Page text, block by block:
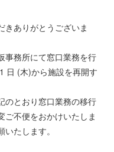
きありがとうございま
事務所にて窓口業務を行
日 (木)から施設を再開す
のとおり窓口業務の移行
ご不便をおかけいたしま
たします。